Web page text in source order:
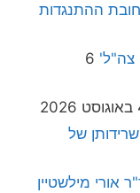
ההתנגדות
צה"ל' 6
של
אורי מילשטיין